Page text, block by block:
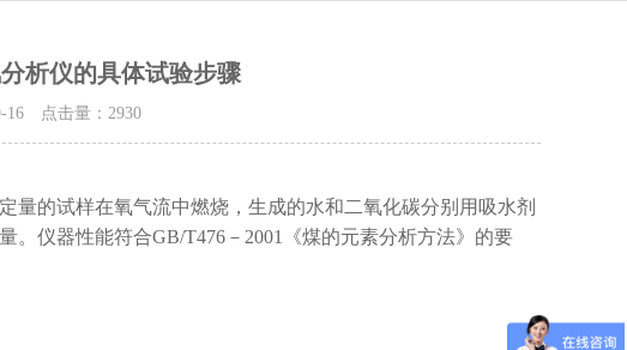
析仪的具体试验步骤
16 点击量： 2930
量的试样在氧气流中燃烧，生成的水和二氧化碳分别用吸水剂
仪器性能符合GB/T476－2001《煤的元素分析方法》的要